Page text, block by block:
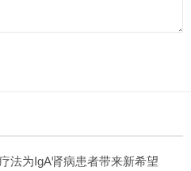
法为IgA肾病患者带来新希望